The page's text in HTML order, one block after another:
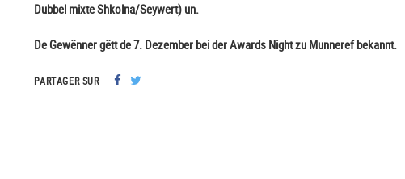
Dubbel mixte Shkolna/Seywert) un.
De Gewënner gëtt de 7. Dezember bei der Awards Night zu Munneref bekannt.
PARTAGER SUR